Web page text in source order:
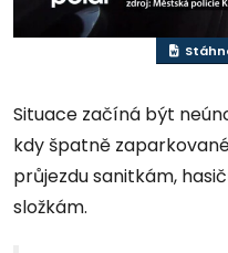
Situace začíná být
kdy špatně
průjezdu sanitkám,
složkám.